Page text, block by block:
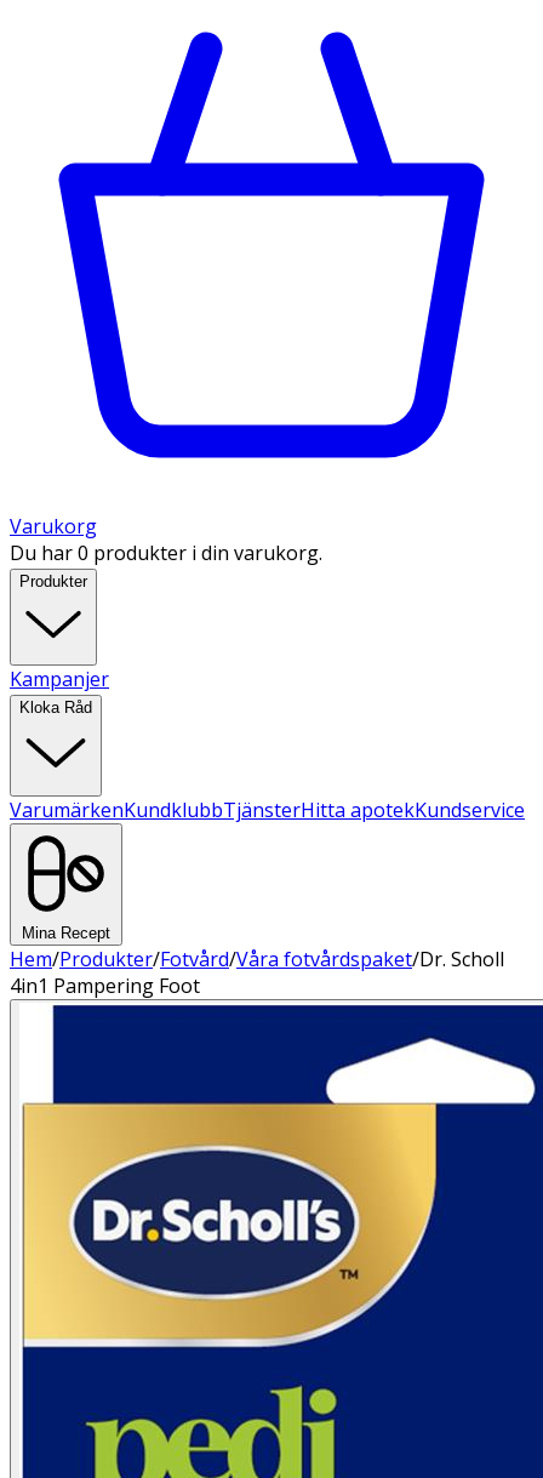
Varukorg
Du har 0 produkter i din varukorg.
Produkter
Kampanjer
Kloka Råd
VarumärkenKundklubbTjänsterHitta apotekKundservice
Mina Recept
Hem/Produkter/Fotvård/Våra fotvårdspaket/Dr. Scholl
4in1 Pampering Foot